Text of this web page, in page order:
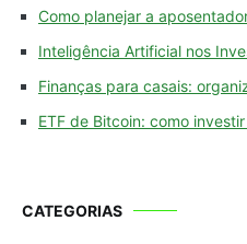
Como planejar a
Inteligência Artificial nos
Finanças para casais:
ETF de Bitcoin: como
CATEGORIAS